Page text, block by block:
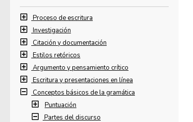
Proceso de escritura
Investigación
Citación y documentación
Estilos retóricos
Argumento y pensamiento crítico
Escritura y presentaciones en línea
Conceptos básicos de la gramática
Puntuación
Partes del discurso